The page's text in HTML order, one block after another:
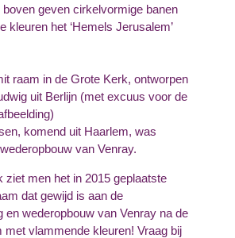
boven geven cirkelvormige banen
kleuren het ‘Hemels Jerusalem’
raam in de Grote Kerk, ontworpen
uit Berlijn (met excuus voor de
komend uit Haarlem, was
van Venray.
ziet men het in 2015 geplaatste
dat gewijd is aan de
en wederopbouw van Venray na de
met vlammende kleuren! Vraag bij